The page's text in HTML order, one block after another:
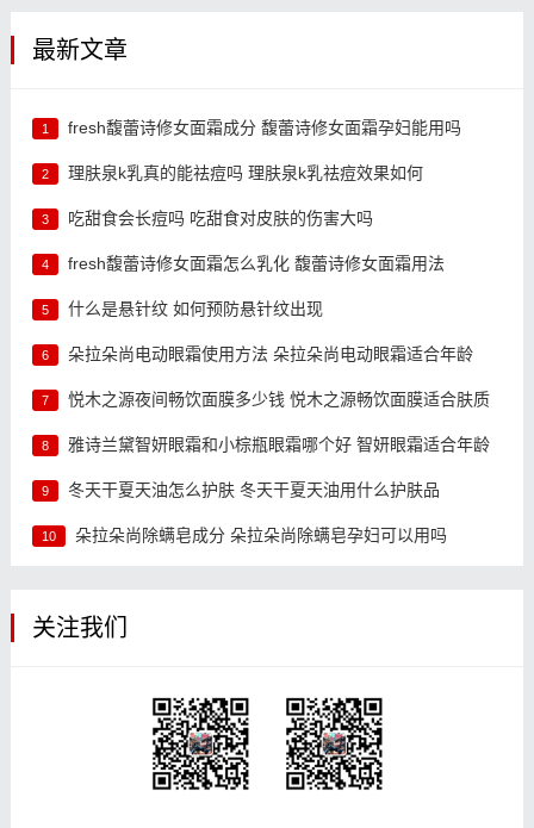
最新文章
1 fresh馥蕾诗修女面霜成分 馥蕾诗修女面霜孕妇能用吗
2 理肤泉k乳真的能祛痘吗 理肤泉k乳祛痘效果如何
3 吃甜食会长痘吗 吃甜食对皮肤的伤害大吗
4 fresh馥蕾诗修女面霜怎么乳化 馥蕾诗修女面霜用法
5 什么是悬针纹 如何预防悬针纹出现
6 朵拉朵尚电动眼霜使用方法 朵拉朵尚电动眼霜适合年龄
7 悦木之源夜间畅饮面膜多少钱 悦木之源畅饮面膜适合肤质
8 雅诗兰黛智妍眼霜和小棕瓶眼霜哪个好 智妍眼霜适合年龄
9 冬天干夏天油怎么护肤 冬天干夏天油用什么护肤品
10 朵拉朵尚除螨皂成分 朵拉朵尚除螨皂孕妇可以用吗
关注我们